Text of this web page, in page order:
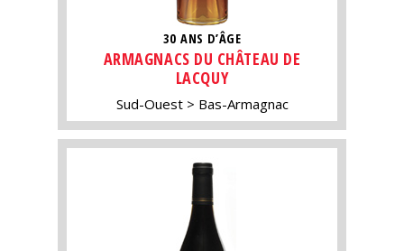
30 ANS D’ÂGE
ARMAGNACS DU CHÂTEAU DE
LACQUY
Sud-Ouest Bas-Armagnac